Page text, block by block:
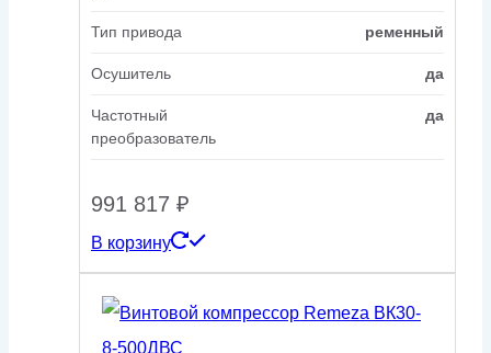
Тип привода ременный
Осушитель да
Частотный
преобразователь
да
991 817 ₽
В корзину